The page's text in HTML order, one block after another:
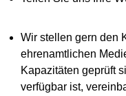
Wir stellen gern den
ehrenamtlichen
Kapazitäten geprüft
verfügbar ist,